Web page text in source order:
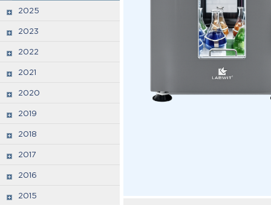
2025
2023
2022
2021
2020
2019
2018
2017
2016
2015